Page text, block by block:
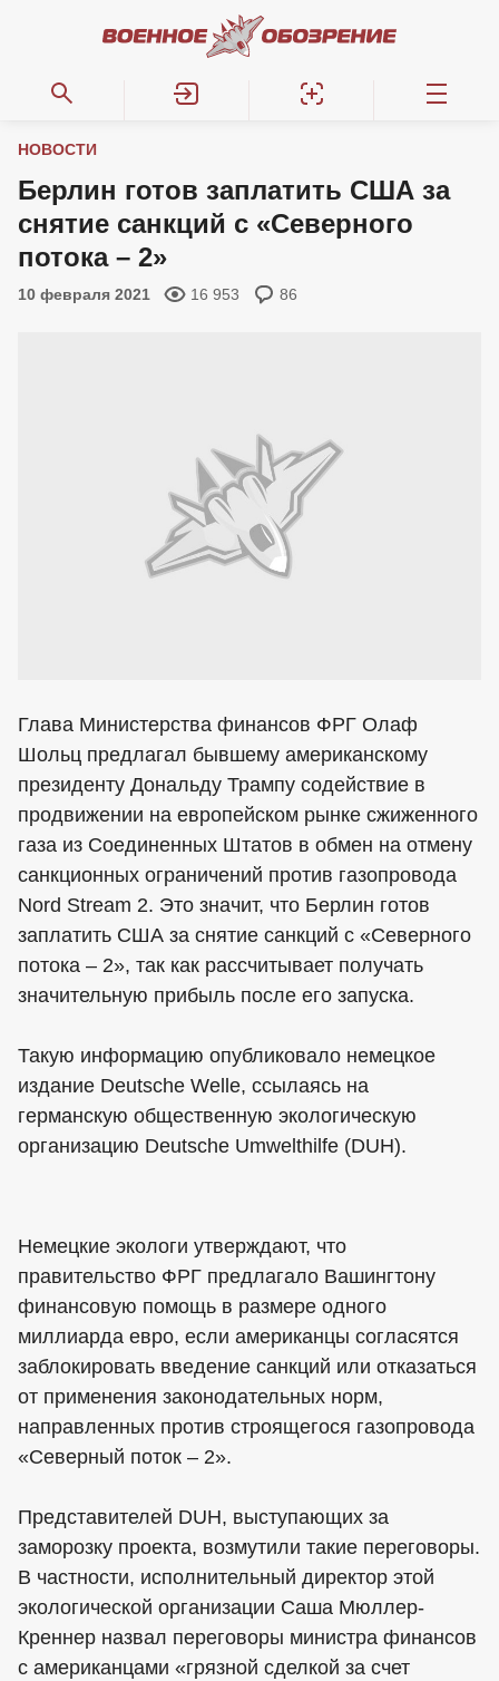
НОВОСТИ
Берлин готов заплатить США за
снятие санкций с «Северного
потока – 2»
10 февраля 2021 16 953 86
Глава Министерства финансов ФРГ Олаф
Шольц предлагал бывшему американскому
президенту Дональду Трампу содействие в
продвижении на европейском рынке сжиженного
газа из Соединенных Штатов в обмен на отмену
санкционных ограничений против газопровода
Nord Stream 2. Это значит, что Берлин готов
заплатить США за снятие санкций с «Северного
потока – 2», так как рассчитывает получать
значительную прибыль после его запуска.
Такую информацию опубликовало немецкое
издание Deutsche Welle, ссылаясь на
германскую общественную экологическую
организацию Deutsche Umwelthilfe (DUH).
Немецкие экологи утверждают, что
правительство ФРГ предлагало Вашингтону
финансовую помощь в размере одного
миллиарда евро, если американцы согласятся
заблокировать введение санкций или отказаться
от применения законодательных норм,
направленных против строящегося газопровода
«Северный поток – 2».
Представителей DUH, выступающих за
заморозку проекта, возмутили такие переговоры.
В частности, исполнительный директор этой
экологической организации Саша Мюллер-
Креннер назвал переговоры министра финансов
с американцами «грязной сделкой за счет